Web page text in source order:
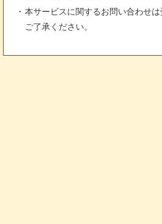
本サービスに関するお問い合わせ
ご了承ください。